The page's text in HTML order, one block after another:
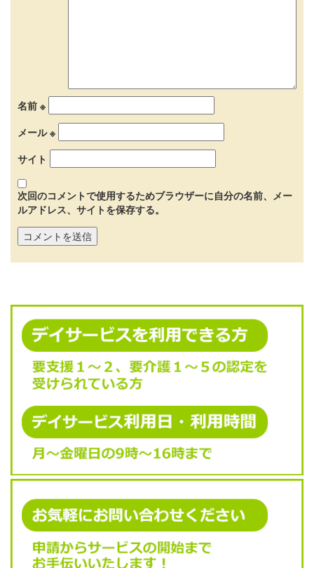
名前 ※
メール※
サイト
次回のコメントで使用するためブラウザーに自分の名前、メー
ルアドレス、サイトを保存する。